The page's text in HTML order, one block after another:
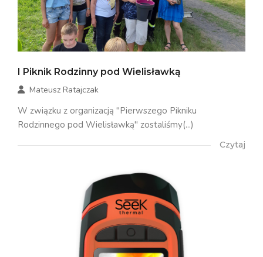
I Piknik Rodzinny pod Wielisławką
Mateusz Ratajczak
W związku z organizacją "Pierwszego Pikniku
Rodzinnego pod Wielisławką" zostaliśmy(...)
Czytaj